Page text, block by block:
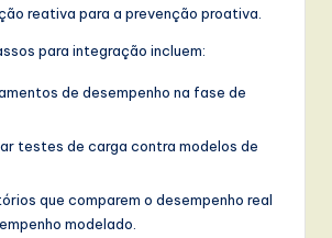
reativa para a prevenção proativa.
para integração incluem:
de desempenho na fase de
testes de carga contra modelos de
que comparem o desempenho real
modelado.